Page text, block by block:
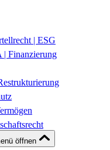
| ESG
Finanzierung
öffnen